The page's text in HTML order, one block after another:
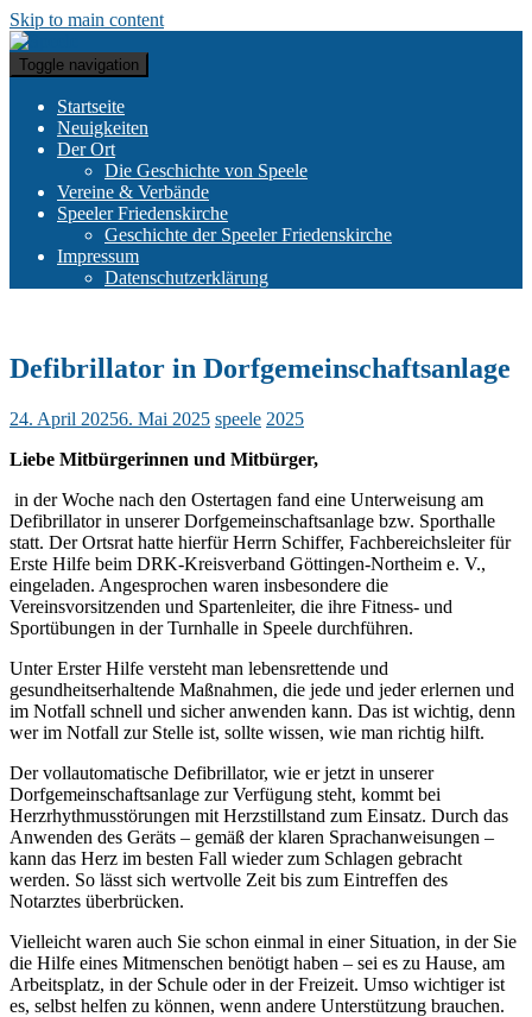
Skip to main content
Toggle navigation
Startseite
Neuigkeiten
Der Ort
Die Geschichte von Speele
Vereine & Verbände
Speeler Friedenskirche
Geschichte der Speeler Friedenskirche
Impressum
Datenschutzerklärung
Defibrillator in Dorfgemeinschaftsanlage
24. April 20256. Mai 2025 speele 2025
Liebe Mitbürgerinnen und Mitbürger,
in der Woche nach den Ostertagen fand eine Unterweisung am
Defibrillator in unserer Dorfgemeinschaftsanlage bzw. Sporthalle
statt. Der Ortsrat hatte hierfür Herrn Schiffer, Fachbereichsleiter für
Erste Hilfe beim DRK-Kreisverband Göttingen-Northeim e. V.,
eingeladen. Angesprochen waren insbesondere die
Vereinsvorsitzenden und Spartenleiter, die ihre Fitness- und
Sportübungen in der Turnhalle in Speele durchführen.
Unter Erster Hilfe versteht man lebensrettende und
gesundheitserhaltende Maßnahmen, die jede und jeder erlernen und
im Notfall schnell und sicher anwenden kann. Das ist wichtig, denn
wer im Notfall zur Stelle ist, sollte wissen, wie man richtig hilft.
Der vollautomatische Defibrillator, wie er jetzt in unserer
Dorfgemeinschaftsanlage zur Verfügung steht, kommt bei
Herzrhythmusstörungen mit Herzstillstand zum Einsatz. Durch das
Anwenden des Geräts – gemäß der klaren Sprachanweisungen –
kann das Herz im besten Fall wieder zum Schlagen gebracht
werden. So lässt sich wertvolle Zeit bis zum Eintreffen des
Notarztes überbrücken.
Vielleicht waren auch Sie schon einmal in einer Situation, in der Sie
die Hilfe eines Mitmenschen benötigt haben – sei es zu Hause, am
Arbeitsplatz, in der Schule oder in der Freizeit. Umso wichtiger ist
es, selbst helfen zu können, wenn andere Unterstützung brauchen.